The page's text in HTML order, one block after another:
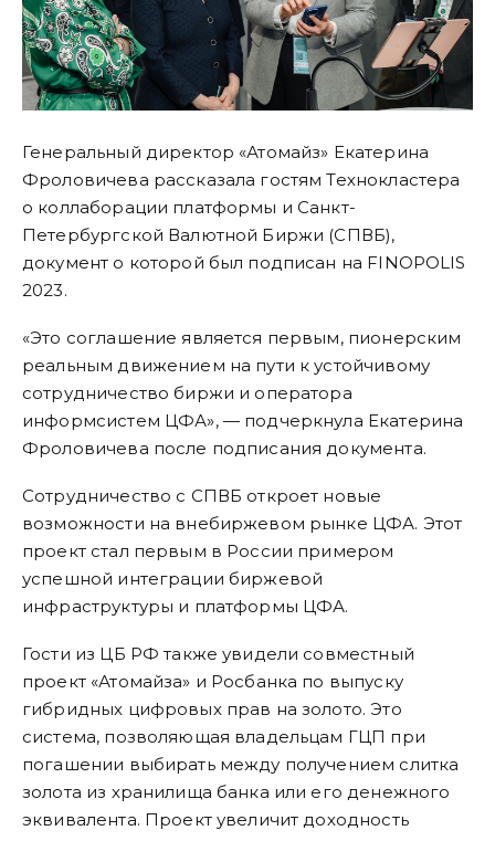
Генеральный директор «Атомайз» Екатерина
Фроловичева рассказала гостям Технокластера
о коллаборации платформы и Санкт-
Петербургской Валютной Биржи (СПВБ),
документ о которой был подписан на FINOPOLIS
2023.
«Это соглашение является первым, пионерским
реальным движением на пути к устойчивому
сотрудничество биржи и оператора
информсистем ЦФА», — подчеркнула Екатерина
Фроловичева после подписания документа.
Сотрудничество с СПВБ откроет новые
возможности на внебиржевом рынке ЦФА. Этот
проект стал первым в России примером
успешной интеграции биржевой
инфраструктуры и платформы ЦФА.
Гости из ЦБ РФ также увидели совместный
проект «Атомайза» и Росбанка по выпуску
гибридных цифровых прав на золото. Это
система, позволяющая владельцам ГЦП при
погашении выбирать между получением слитка
золота из хранилища банка или его денежного
эквивалента. Проект увеличит доходность